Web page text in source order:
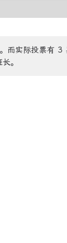
而实际投票有 3
。